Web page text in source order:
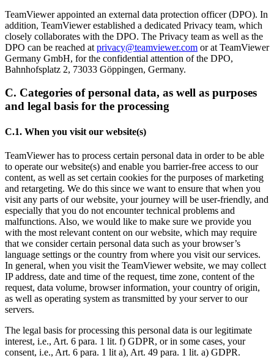
TeamViewer appointed an external data protection officer (DPO). In
addition, TeamViewer established a dedicated Privacy team, which
closely collaborates with the DPO. The Privacy team as well as the
DPO can be reached at privacy@teamviewer.com or at TeamViewer
Germany GmbH, for the confidential attention of the DPO,
Bahnhofsplatz 2, 73033 Göppingen, Germany.
C. Categories of personal data, as well as purposes
and legal basis for the processing
C.1. When you visit our website(s)
TeamViewer has to process certain personal data in order to be able
to operate our website(s) and enable you barrier-free access to our
content, as well as set certain cookies for the purposes of marketing
and retargeting. We do this since we want to ensure that when you
visit any parts of our website, your journey will be user-friendly, and
especially that you do not encounter technical problems and
malfunctions. Also, we would like to make sure we provide you
with the most relevant content on our website, which may require
that we consider certain personal data such as your browser’s
language settings or the country from where you visit our services.
In general, when you visit the TeamViewer website, we may collect
IP address, date and time of the request, time zone, content of the
request, data volume, browser information, your country of origin,
as well as operating system as transmitted by your server to our
servers.
The legal basis for processing this personal data is our legitimate
interest, i.e., Art. 6 para. 1 lit. f) GDPR, or in some cases, your
consent, i.e., Art. 6 para. 1 lit a), Art. 49 para. 1 lit. a) GDPR.